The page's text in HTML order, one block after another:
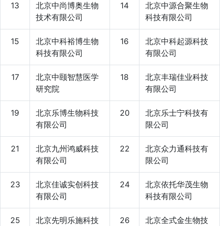
13
北京中尚博奥生物
技术有限公司
14
北京中源合聚生物
科技有限公司
15
北京中科裕博生物
科技有限公司
16
北京中科起源科技
有限公司
17
北京中颐智慧医学
研究院
18
北京丰瑞佳业科技
有限公司
19
北京乐博生物科技
有限公司
20
北京乐士宁科技有
限公司
21
北京九州鸿威科技
有限公司
22
北京众力通科技有
限公司
23
北京佳诚实创科技
有限公司
24
北京依托华茂生物
科技有限公司
25
北京先明乐施科技
26
北京全式金生物技